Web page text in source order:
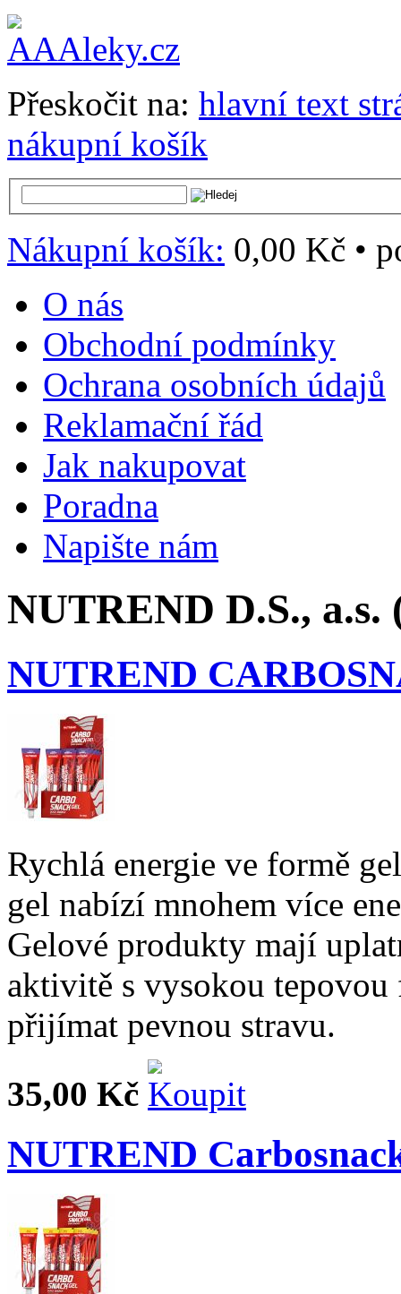
Přeskočit na: hlavní text
nákupní košík
Nákupní košík: 0,00 Kč •
O nás
Obchodní podmínky
Ochrana osobních údajů
Reklamační řád
Jak nakupovat
Poradna
Napište nám
NUTREND D.S., a.s.
NUTREND
Rychlá energie ve formě
gel nabízí mnohem více
Gelové produkty mají
aktivitě s vysokou
přijímat pevnou stravu.
35,00 Kč
NUTREND